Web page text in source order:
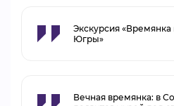
Экскурсия
Югры»
Вечная времянка: в